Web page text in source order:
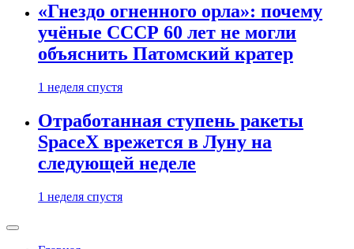
«Гнездо огненного орла»: почему
учёные СССР 60 лет не могли
объяснить Патомский кратер
1 неделя спустя
Отработанная ступень ракеты
SpaceX врежется в Луну на
следующей неделе
1 неделя спустя